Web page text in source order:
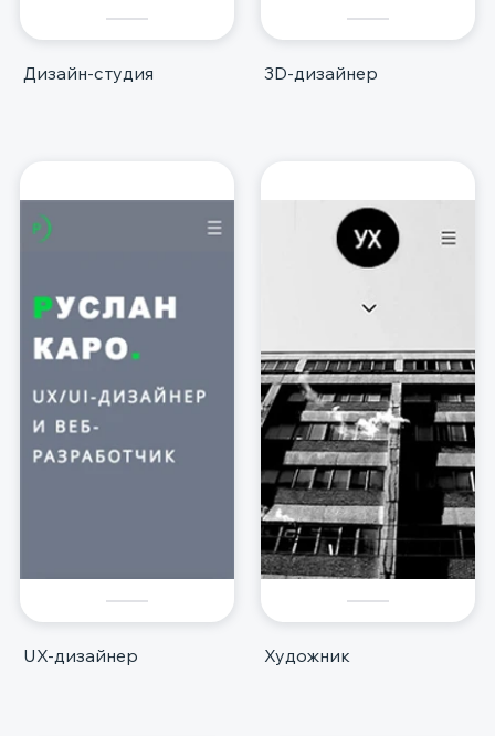
Дизайн-студия 3D-дизайнер
UX-дизайнер Художник